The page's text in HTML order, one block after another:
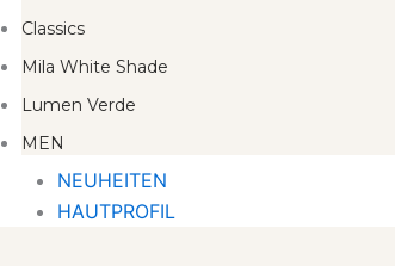
Classics
Mila White Shade
Lumen Verde
MEN
NEUHEITEN
HAUTPROFIL